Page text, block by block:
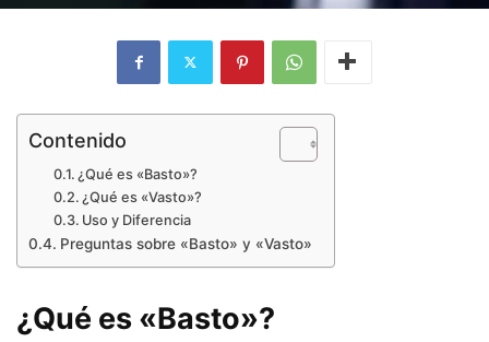
Contenido
¿Qué es «Basto»?
¿Qué es «Vasto»?
Uso y Diferencia
Preguntas sobre «Basto» y «Vasto»
¿Qué es «Basto»?